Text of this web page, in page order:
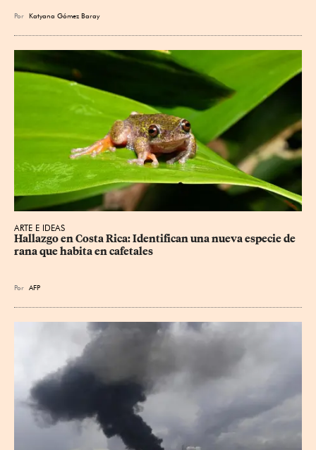
Por Katyana Gómez Baray
ARTE E IDEAS
Hallazgo en Costa Rica: Identifican una nueva especie de
rana que habita en cafetales
Por AFP